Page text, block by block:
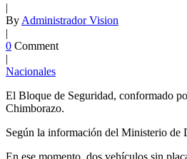
|
By Administrador Vision
|
0 Comment
|
Nacionales
El Bloque de Seguridad, conformado
Chimborazo.
Según la información del Ministerio de
En ese momento, dos vehículos sin